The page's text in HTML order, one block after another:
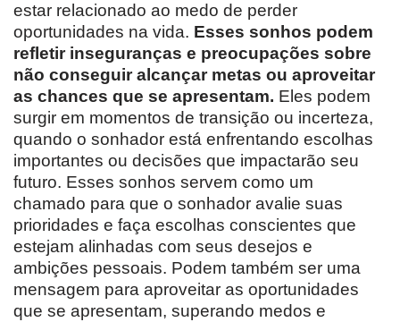
estar relacionado ao medo de perder
oportunidades na vida. Esses sonhos podem
refletir inseguranças e preocupações sobre
não conseguir alcançar metas ou aproveitar
as chances que se apresentam. Eles podem
surgir em momentos de transição ou incerteza,
quando o sonhador está enfrentando escolhas
importantes ou decisões que impactarão seu
futuro. Esses sonhos servem como um
chamado para que o sonhador avalie suas
prioridades e faça escolhas conscientes que
estejam alinhadas com seus desejos e
ambições pessoais. Podem também ser uma
mensagem para aproveitar as oportunidades
que se apresentam, superando medos e